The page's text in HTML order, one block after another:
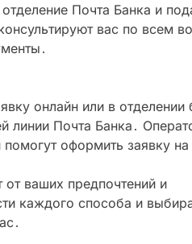
Почта Банка и
вас по всем
онлайн или в отделении
линии Почта Банка․
оформить заявку на
ваших предпочтений и
каждого способа и